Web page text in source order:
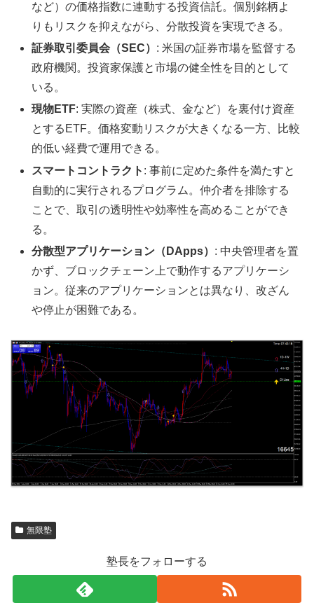
など）の価格指数に連動する投資信託。個別銘柄よ
りもリスクを抑えながら、分散投資を実現できる。
証券取引委員会（SEC） : 米国の証券市場を監督する
政府機関。投資家保護と市場の健全性を目的として
いる。
現物ETF: 実際の資産（株式、金など）を裏付け資産
とするETF。価格変動リスクが大きくなる一方、比較
的低い経費で運用できる。
スマートコントラクト : 事前に定めた条件を満たすと
自動的に実行されるプログラム。仲介者を排除する
ことで、取引の透明性や効率性を高めることができ
る。
分散型アプリケーション（DApps） : 中央管理者を置
かず、ブロックチェーン上で動作するアプリケーシ
ョン。従来のアプリケーションとは異なり、改ざん
や停止が困難である。
無限塾
塾長をフォローする